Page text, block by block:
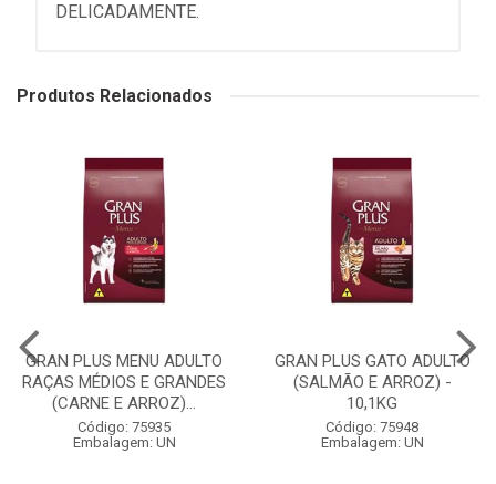
DELICADAMENTE.
Produtos Relacionados
GRAN PLUS MENU ADULTO
RAÇAS MÉDIOS E GRANDES
(CARNE E ARROZ)...
Código: 75935
Embalagem: UN
GRAN PLUS GATO ADULTO
(SALMÃO E ARROZ) -
10,1KG
Código: 75948
Embalagem: UN